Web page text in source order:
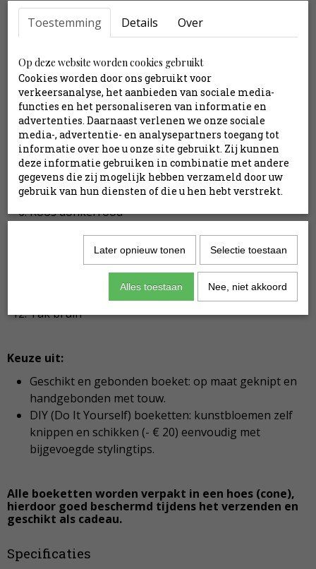
bepalen)
12 stelen
Inclusief stylingtips
Inhoud:
Gerbera groen
Gerbera rood
Gladiool creme
Orchidee groen
Ridderspoor oranje
Roos donkerrood
Tak bruin
Keuze uit:
Geschikt en gebonden boeket: op maat geknipt en
handgebonden met touw.
DIY (Do It Yourself) boeketten: kunstbloemen zelf
knippen en schikken (- € 20) eenvoudig met
bijgevoegde stylingtips.
Alle boeketten worden verpakt in een hoes (cone),
hierdoor goed beschermd tijdens het verzenden en
geschikt als cadeau.
Specificaties
Toestemming Details Over
Op deze website worden cookies gebruikt
Cookies worden door ons gebruikt voor
verkeersanalyse, het aanbieden van sociale media-
functies en het personaliseren van informatie en
advertenties. Daarnaast verlenen we onze sociale
media-, advertentie- en analysepartners toegang tot
informatie over hoe u onze site gebruikt. Zij kunnen
deze informatie gebruiken in combinatie met andere
gegevens die zij mogelijk hebben verzameld door uw
gebruik van hun diensten of die u hen hebt verstrekt.
Later opnieuw tonen Selectie toestaan
Alles toestaan Nee, niet akkoord